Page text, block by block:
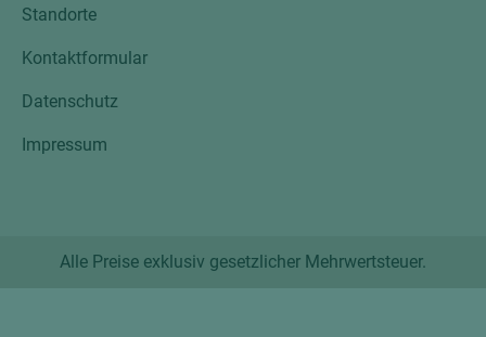
Standorte
Kontaktformular
Datenschutz
Impressum
Alle Preise exklusiv gesetzlicher Mehrwertsteuer.